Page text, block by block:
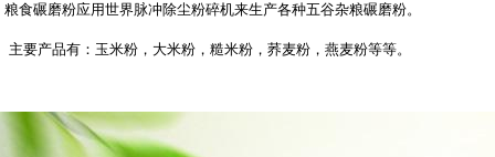
粮食碾磨粉应用世界脉冲除尘粉碎机来生产各种五谷杂粮碾磨粉。
主要产品有：玉米粉，大米粉，糙米粉，荞麦粉，燕麦粉等等。